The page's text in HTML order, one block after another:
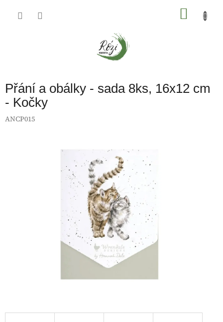
Přání a obálky - sada 8ks, 16x12 cm
- Kočky
ANCP015